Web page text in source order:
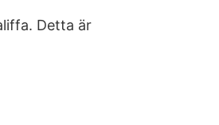
Detta är